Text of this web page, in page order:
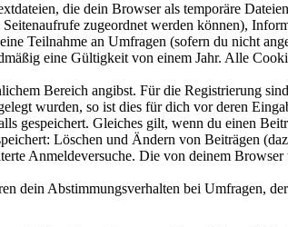
die dein Browser als temporäre
zugeordnet werden können),
Teilnahme an Umfragen (sofern du nicht
eine Gültigkeit von einem Jahr. Alle
Bereich angibst. Für die Registrierung
wurden, so ist dies für dich vor deren
gespeichert. Gleiches gilt, wenn du einen
Löschen und Ändern von Beiträgen
Anmeldeversuche. Die von deinem
dein Abstimmungsverhalten bei Umfragen,